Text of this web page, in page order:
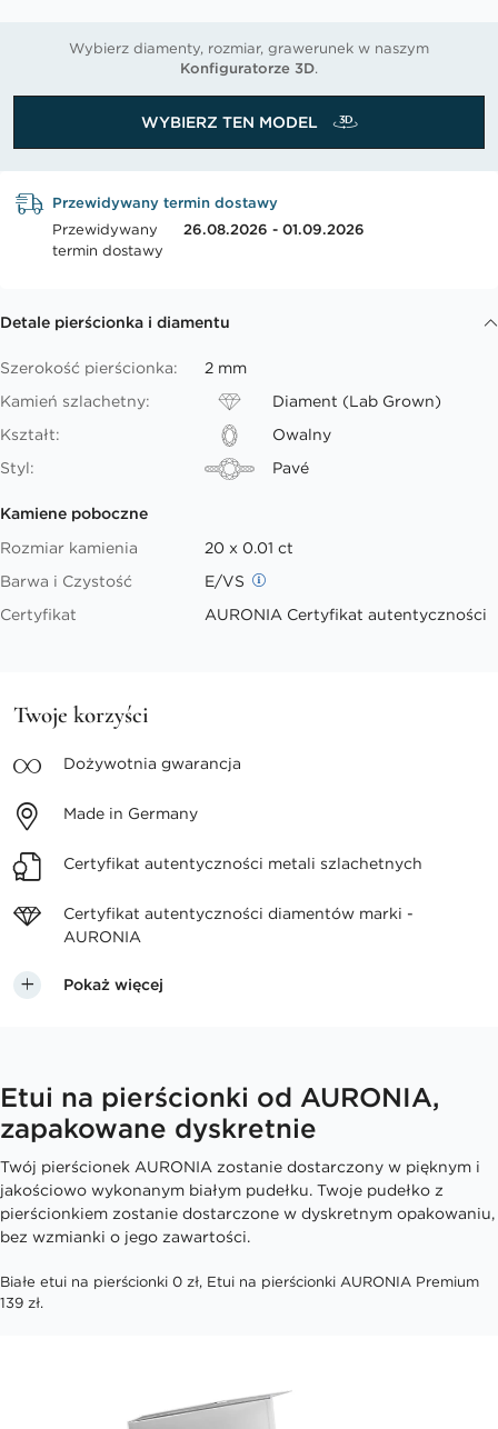
Wybierz diamenty, rozmiar, grawerunek w naszym
Konfiguratorze 3D.
WYBIERZ TEN MODEL
Przewidywany termin dostawy
Przewidywany
termin dostawy
26.08.2026 - 01.09.2026
Detale pierścionka i diamentu
Szerokość pierścionka:
2 mm
Kamień szlachetny:
Diament (Lab Grown)
Kształt:
Owalny
Styl:
Pavé
Kamiene poboczne
Rozmiar kamienia
20 x 0.01 ct
Barwa i Czystość
E/VS
Certyfikat
AURONIA Certyfikat autentyczności
Twoje korzyści
Dożywotnia gwarancja
Made in Germany
Certyfikat autentyczności metali szlachetnych
Certyfikat autentyczności diamentów marki -
AURONIA
Pokaż więcej
Etui na pierścionki od AURONIA,
zapakowane dyskretnie
Twój pierścionek AURONIA zostanie dostarczony w pięknym i
jakościowo wykonanym białym pudełku. Twoje pudełko z
pierścionkiem zostanie dostarczone w dyskretnym opakowaniu,
bez wzmianki o jego zawartości.
Białe etui na pierścionki 0 zł, Etui na pierścionki AURONIA Premium
139 zł.